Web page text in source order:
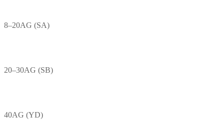
8–20AG (SA)
20–30AG (SB)
40AG (YD)